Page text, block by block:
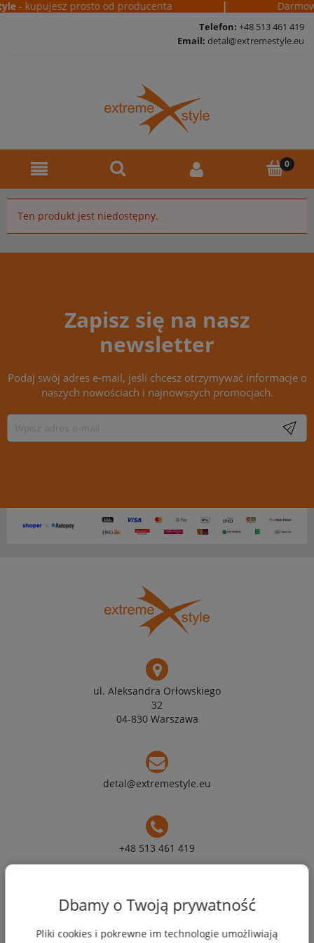
- kupujesz prosto od producenta |
Telefon: +48 513 461 419
Email: detal@extremestyle.eu
Ten produkt jest niedostępny.
Zapisz się na nasz
newsletter
Podaj swój adres e-mail, jeśli chcesz otrzymywać informacje o
naszych nowościach i najnowszych promocjach.
ul. Aleksandra Orłowskiego
32
04-830 Warszawa
detal@extremestyle.eu
+48 513 461 419
Moje konto
Płatności i dostawa
Dbamy o Twoją prywatność
Pliki cookies i pokrewne im technologie umożliwiają